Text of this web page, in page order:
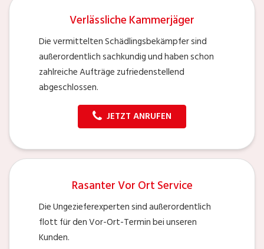
Verlässliche Kammerjäger
Die vermittelten Schädlingsbekämpfer sind
außerordentlich sachkundig und haben schon
zahlreiche Aufträge zufriedenstellend
abgeschlossen.
JETZT ANRUFEN
Rasanter Vor Ort Service
Die Ungezieferexperten sind außerordentlich
flott für den Vor-Ort-Termin bei unseren
Kunden.